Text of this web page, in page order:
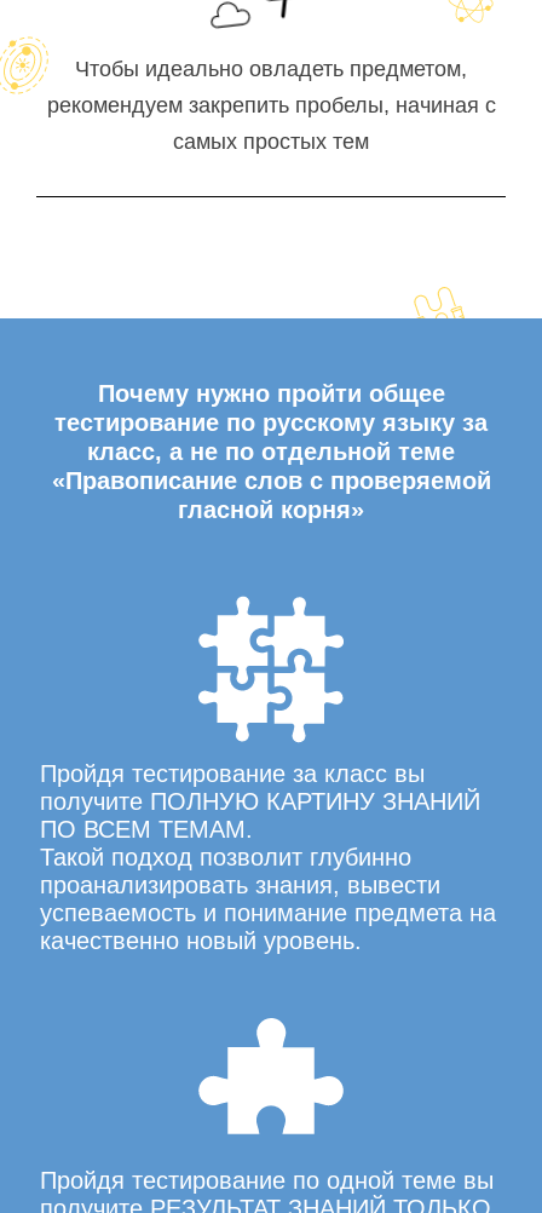
Чтобы идеально овладеть предметом,
рекомендуем закрепить пробелы, начиная с
самых простых тем
Почему нужно пройти общее
тестирование по русскому языку за
класс, а не по отдельной теме
«Правописание слов с проверяемой
гласной корня»
Пройдя тестирование за класс вы
получите ПОЛНУЮ КАРТИНУ ЗНАНИЙ
ПО ВСЕМ ТЕМАМ.
Такой подход позволит глубинно
проанализировать знания, вывести
успеваемость и понимание предмета на
качественно новый уровень.
Пройдя тестирование по одной теме вы